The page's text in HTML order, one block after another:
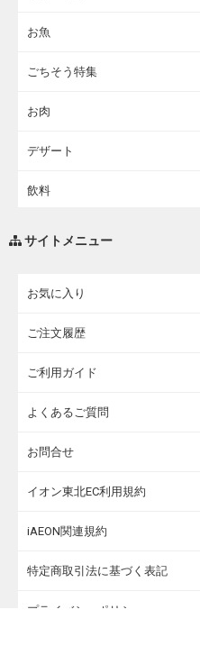
お魚
ごちそう特集
お肉
デザート
飲料
サイトメニュー
お気に入り
ご注文履歴
ご利用ガイド
よくあるご質問
お問合せ
イオン東北EC利用規約
iAEON関連規約
特定商取引法に基づく表記
プライバシーポリシー